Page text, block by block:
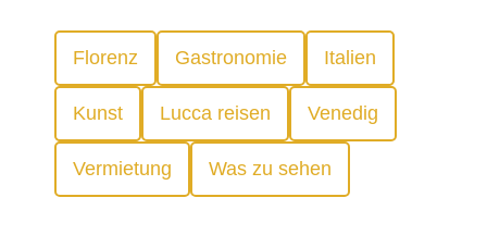
Florenz Gastronomie Italien
Kunst Lucca reisen Venedig
Vermietung Was zu sehen